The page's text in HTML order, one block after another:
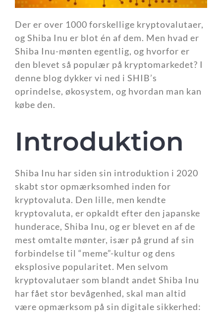
Der er over 1000 forskellige kryptovalutaer,
og Shiba Inu er blot én af dem. Men hvad er
Shiba Inu-mønten egentlig, og hvorfor er
den blevet så populær på kryptomarkedet? I
denne blog dykker vi ned i SHIB’s
oprindelse, økosystem, og hvordan man kan
købe den.
Introduktion
Shiba Inu har siden sin introduktion i 2020
skabt stor opmærksomhed inden for
kryptovaluta. Den lille, men kendte
kryptovaluta, er opkaldt efter den japanske
hunderace, Shiba Inu, og er blevet en af de
mest omtalte mønter, især på grund af sin
forbindelse til “meme”-kultur og dens
eksplosive popularitet. Men selvom
kryptovalutaer som blandt andet Shiba Inu
har fået stor bevågenhed, skal man altid
være opmærksom på sin digitale sikkerhed: